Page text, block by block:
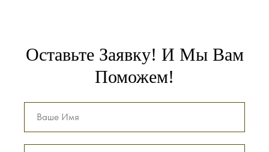
Оставьте Заявку! И Мы Вам
Поможем!